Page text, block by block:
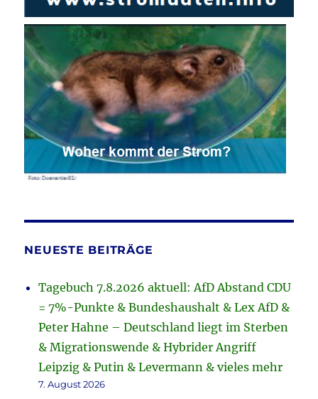
NEUESTE BEITRÄGE
Tagebuch 7.8.2026 aktuell: AfD Abstand CDU
= 7%-Punkte & Bundeshaushalt & Lex AfD &
Peter Hahne – Deutschland liegt im Sterben
& Migrationswende & Hybrider Angriff
Leipzig & Putin & Levermann & vieles mehr
7. August 2026